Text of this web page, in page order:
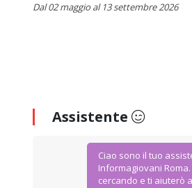
Dal 02 maggio al 13 settembre 2026
Assistente
Ciao sono il tuo
Informagiovani
cercando e ti aiuterò